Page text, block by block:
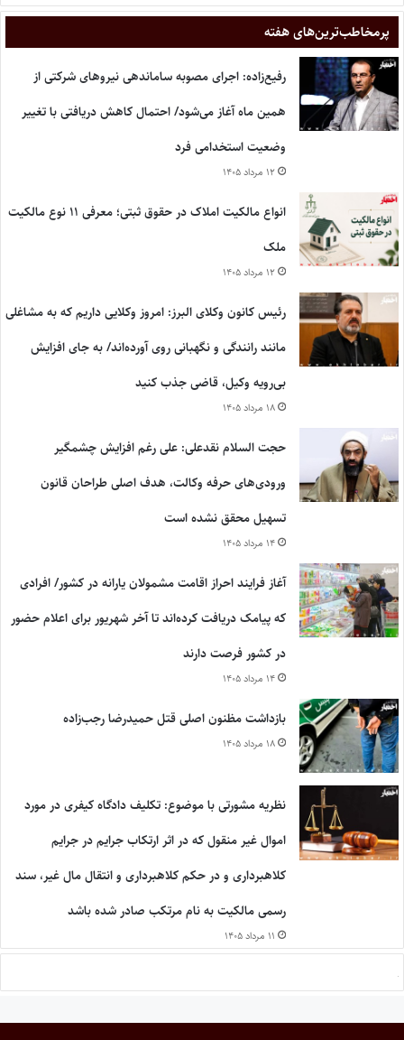
پر‌مخاطب‌ترین‌های هفته
رفیع‌زاده: اجرای مصوبه ساماندهی نیروهای شرکتی از
همین ماه آغاز می‌شود/ احتمال کاهش دریافتی با تغییر
وضعیت استخدامی فرد
۱۲ مرداد ۱۴۰۵
انواع مالکیت املاک در حقوق ثبتی؛ معرفی ۱۱ نوع مالکیت
ملک
۱۲ مرداد ۱۴۰۵
رئیس کانون وکلای البرز: امروز وکلایی داریم که به مشاغلی
مانند رانندگی و نگهبانی روی آورده‌اند/ به جای افزایش
بی‌رویه وکیل، قاضی جذب کنید
۱۸ مرداد ۱۴۰۵
حجت السلام نقدعلی: علی رغم افزایش چشمگیر
ورودی‌های حرفه وکالت، هدف اصلی طراحان قانون
تسهیل محقق نشده است
۱۴ مرداد ۱۴۰۵
آغاز فرایند احراز اقامت مشمولان یارانه در کشور/ افرادی
که پیامک دریافت کرده‌اند تا آخر شهریور برای اعلام حضور
در کشور فرصت دارند
۱۴ مرداد ۱۴۰۵
بازداشت مظنون اصلی قتل حمیدرضا رجب‌زاده
۱۸ مرداد ۱۴۰۵
نظریه مشورتی با موضوع: تکلیف دادگاه کیفری در مورد
اموال غیر منقول که در اثر ارتکاب جرایم در جرایم
کلاهبرداری و در حکم کلاهبرداری و انتقال مال غیر، سند
رسمی مالکیت به نام مرتکب صادر شده باشد
۱۱ مرداد ۱۴۰۵